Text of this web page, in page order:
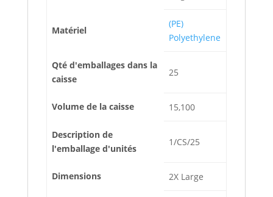
Matériel
(PE)
Polyethylene
Qté d'emballages dans la
caisse
25
Volume de la caisse 15,100
Description de
l'emballage d'unités
1/CS/25
Dimensions 2X Large